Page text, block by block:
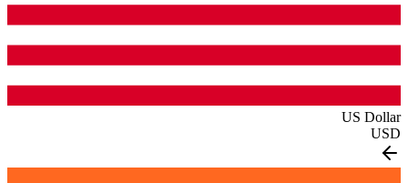
US Dollar
USD